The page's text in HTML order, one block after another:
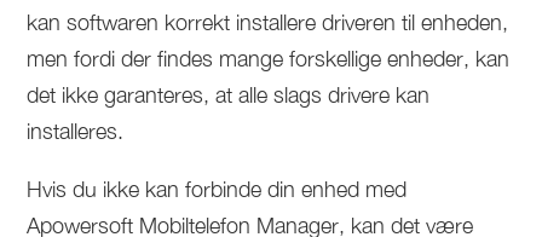
kan softwaren korrekt installere driveren til enheden,
men fordi der findes mange forskellige enheder, kan
det ikke garanteres, at alle slags drivere kan
installeres.
Hvis du ikke kan forbinde din enhed med
Apowersoft Mobiltelefon Manager, kan det være